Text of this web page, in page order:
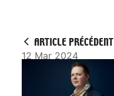
ARTICLE PRÉCÉDENT
12 Mar 2024